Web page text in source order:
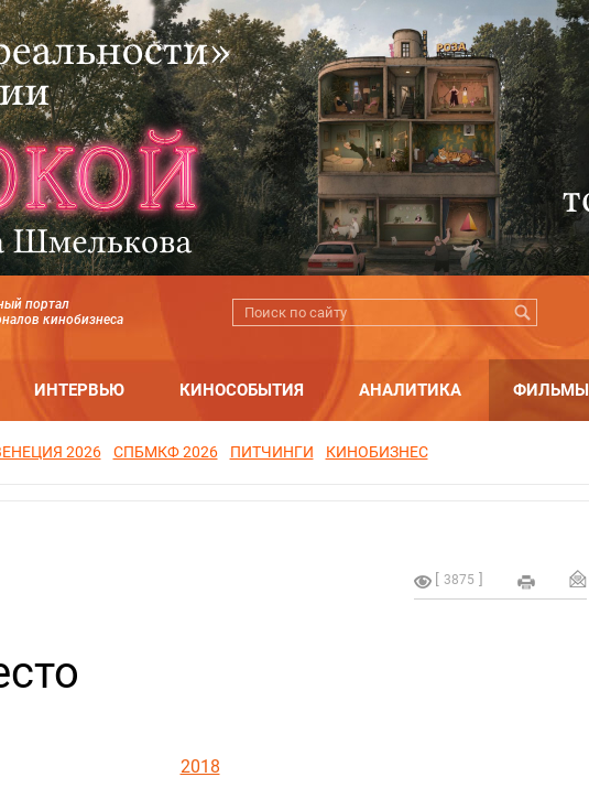
портал
кинобизнеса
ИНТЕРВЬЮ КИНОСОБЫТИЯ АНАЛИТИКА ФИЛЬМЫ
2026 СПБМКФ 2026 ПИТЧИНГИ КИНОБИЗНЕС
3875
2018